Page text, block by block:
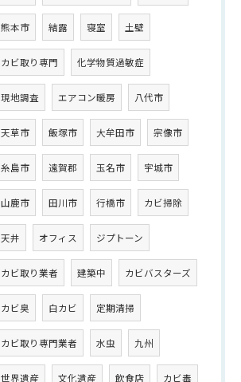
熊本市 結露 寝室 土壁
カビ取り専門 化学物質過敏症
現地調査 エアコン暖房 八代市
天草市 飯塚市 大牟田市 宗像市
糸島市 遠賀郡 玉名市 宇城市
山鹿市 田川市 行橋市 カビ掃除
天井 オフィス ジプトーン
カビ取り業者 建築中 カビバスターズ
カビ臭 白カビ 定期清掃
カビ取り専門業者 水虫 九州
世界遺産 文化遺産 飲食店 カビ毒